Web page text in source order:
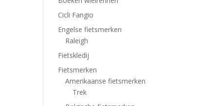
Cicli Fangio
Engelse fietsmerken
Raleigh
Fietskledij
Fietsmerken
Amerikaanse fietsmerken
Trek